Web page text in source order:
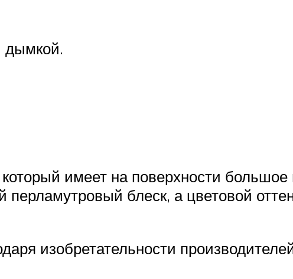
дымкой.
имеет на поверхности большое
блеск, а цветовой
изобретательности